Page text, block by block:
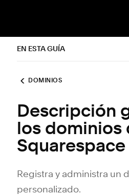
EN ESTA GUÍA
DOMINIOS
Descripción
los dominios
Squarespace
Registra y administra un
personalizado.